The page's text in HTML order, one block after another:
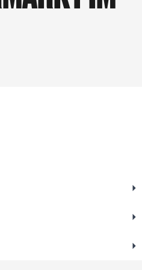
August. Viel Spaß beim Trödeln!